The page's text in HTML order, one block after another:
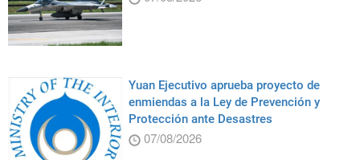
Yuan Ejecutivo aprueba proyecto de
enmiendas a la Ley de Prevención y
Protección ante Desastres
07/08/2026